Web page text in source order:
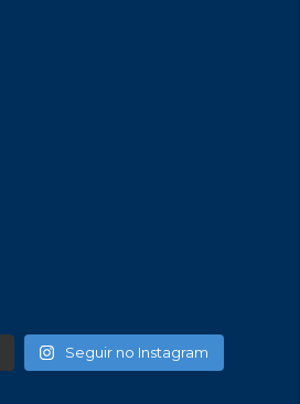
Seguir no Instagram